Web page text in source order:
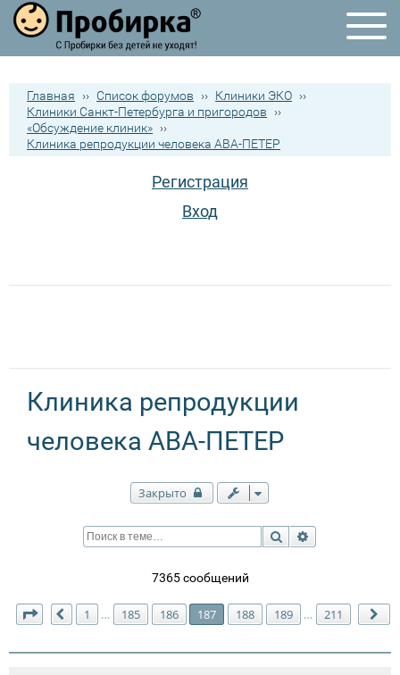
Главная ›› Список форумов ›› Клиники ЭКО ››
Клиники Санкт-Петербурга и пригородов
››
«Обсуждение клиник» ››
Клиника репродукции человека АВА-ПЕТЕР
Регистрация
Вход
Клиника репродукции
человека АВА-ПЕТЕР
Закрыто
Поиск
7365 сообщений
Страница 187 из211
Пред.
1 … 185 186 187 188 189 … 211